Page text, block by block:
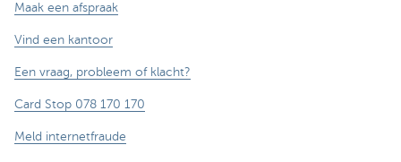
Maak een afspraak
Vind een kantoor
Een vraag, probleem of klacht?
Card Stop 078 170 170
Meld internetfraude